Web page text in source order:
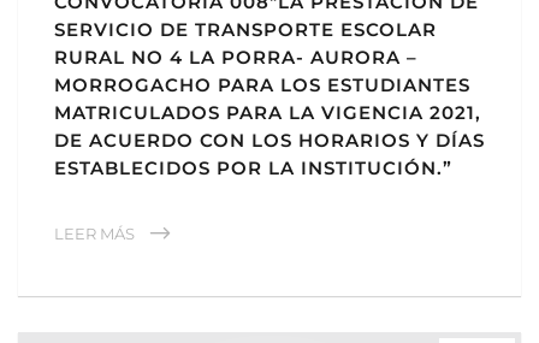
SERVICIO DE TRANSPORTE ESCOLAR
RURAL NO 4 LA PORRA- AURORA –
MORROGACHO PARA LOS ESTUDIANTES
MATRICULADOS PARA LA VIGENCIA 2021,
DE ACUERDO CON LOS HORARIOS Y DÍAS
ESTABLECIDOS POR LA INSTITUCIÓN.”
LEER MÁS